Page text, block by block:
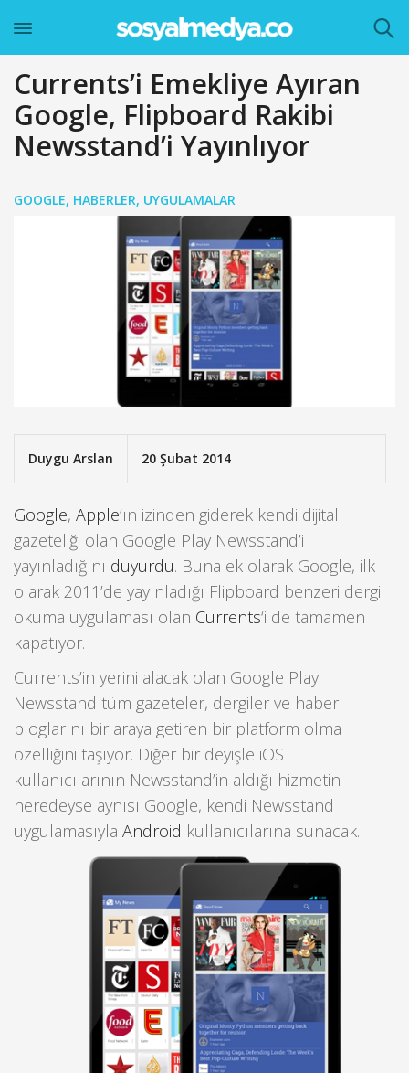
Currents’i Emekliye Ayıran
Google, Flipboard Rakibi
Newsstand’i Yayınlıyor
GOOGLE, HABERLER, UYGULAMALAR
Duygu Arslan 20 Şubat 2014
Google, Apple‘ın izinden giderek kendi dijital
gazeteliği olan Google Play Newsstand’i
yayınladığını duyurdu. Buna ek olarak Google, ilk
olarak 2011’de yayınladığı Flipboard benzeri dergi
okuma uygulaması olan Currents‘i de tamamen
kapatıyor.
Currents’in yerini alacak olan Google Play
Newsstand tüm gazeteler, dergiler ve haber
bloglarını bir araya getiren bir platform olma
özelliğini taşıyor. Diğer bir deyişle iOS
kullanıcılarının Newsstand’in aldığı hizmetin
neredeyse aynısı Google, kendi Newsstand
uygulamasıyla Android kullanıcılarına sunacak.